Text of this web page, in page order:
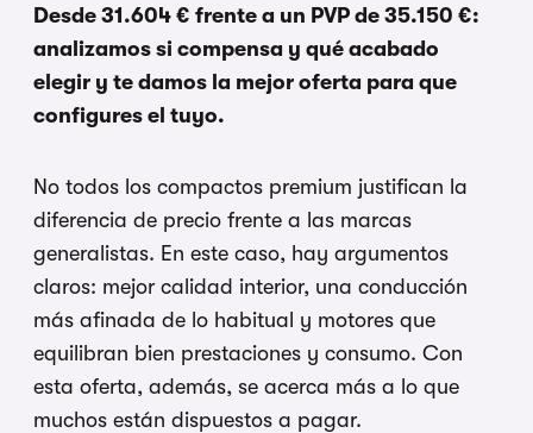
Desde 31.604 € frente a un PVP de 35.150 €:
analizamos si compensa y qué acabado
elegir y te damos la mejor oferta para que
configures el tuyo.
No todos los compactos premium justifican la
diferencia de precio frente a las marcas
generalistas. En este caso, hay argumentos
claros: mejor calidad interior, una conducción
más afinada de lo habitual y motores que
equilibran bien prestaciones y consumo. Con
esta oferta, además, se acerca más a lo que
muchos están dispuestos a pagar.